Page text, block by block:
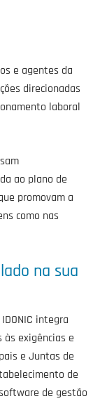
e agentes da
direcionadas
laboral
ao plano de
promovam a
como nas
na sua
integra
exigências e
e Juntas de
de
de gestão